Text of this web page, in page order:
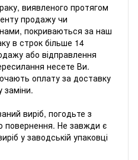
виявленого протягом
продажу чи
покриваються за наш
в строк більше 14
або відправлення
несете Ви.
оплату за доставку
заміни.
виріб, погодьте з
Не завжди є
у заводській упаковці